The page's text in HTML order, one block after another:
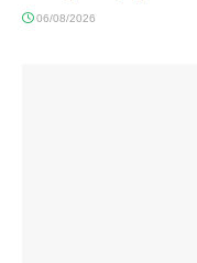
06/08/2026